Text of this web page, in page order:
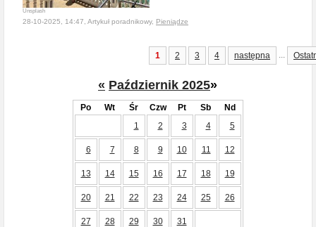
Unsplash
28-10-2025, 14:47, Artykuł poradnikowy, Pieniądze
1 2 3 4 następna ...
« Październik 2025»
Po Wt Śr Czw Pt Sb
Nd
1
2 3 4 5
6 7 8 9 10 11 12
13 14 15 16 17 18 19
20 21 22 23 24 25 26
27 28 29 30 31